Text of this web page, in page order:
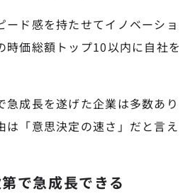
ード感を持たせてイノベーショ
時価総額トップ10以内に自社を
急成長を遂げた企業は多数あり
は「意思決定の速さ」だと言え
で急成長できる